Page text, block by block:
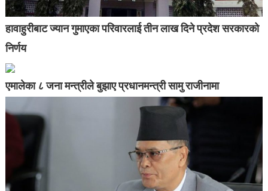
हावाहुरीबाट ज्यान गुमाएका परिवारलाई तीन लाख दिने प्रदेश सरकारको
निर्णय
एमालेका ८ जना मन्त्रीले बुझाए प्रधानमन्त्री सामु राजीनामा